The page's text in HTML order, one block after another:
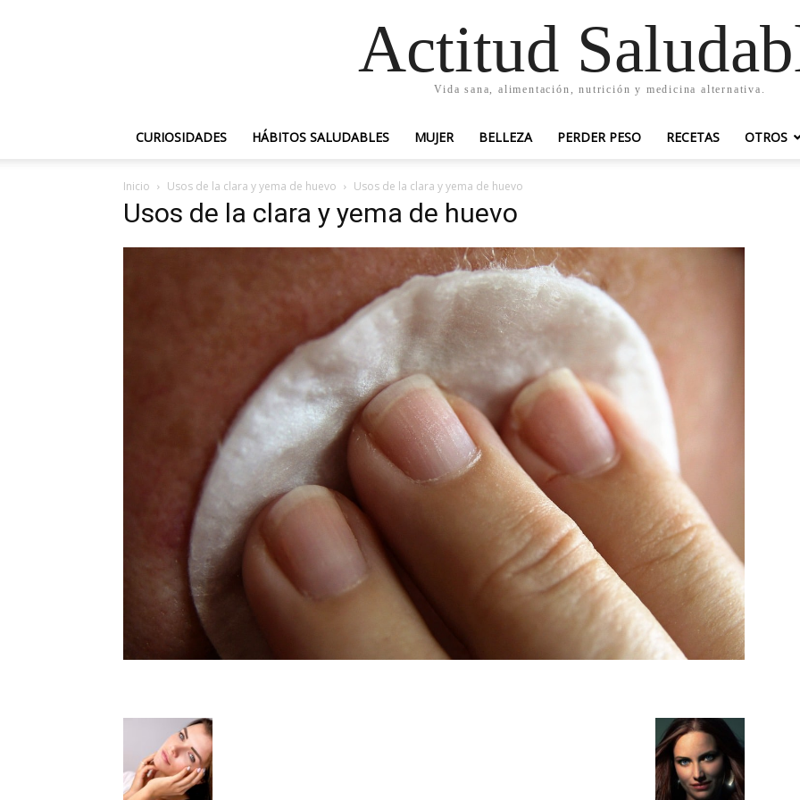
Actitud
Vida sana, alimentación, nutrición y medicina alternativa.
CURIOSIDADES HÁBITOS SALUDABLES MUJER BELLEZA PERDER PESO RECETAS OTROS
Inicio Usos de la clara y yema de huevo Usos de la clara y yema de huevo
Usos de la clara y yema de huevo